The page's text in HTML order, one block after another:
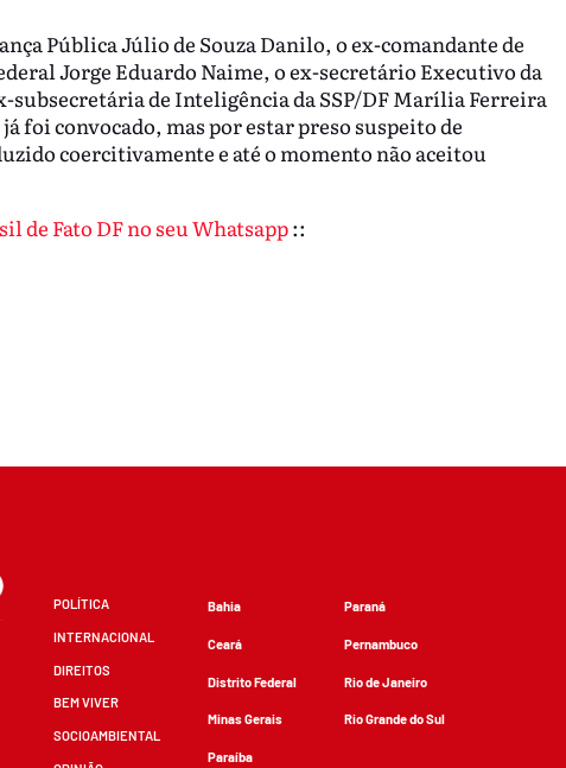
Pública Júlio de Souza Danilo, o ex-comandante de
Jorge Eduardo Naime, o ex-secretário Executivo da
subsecretária de Inteligência da SSP/DF Marília Ferreira
foi convocado, mas por estar preso suspeito de
coercitivamente e até o momento não aceitou
de Fato DF no seu Whatsapp::
POLÍTICA
INTERNACIONAL
DIREITOS
BEM VIVER
SOCIOAMBIENTAL
Bahia
Ceará
Distrito Federal
Minas Gerais
Paraíba
Paraná
Pernambuco
Rio de Janeiro
Rio Grande do Sul